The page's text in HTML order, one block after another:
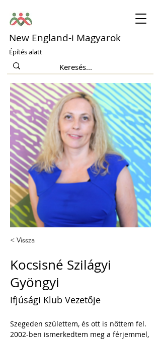
New England-i Magyarok
Építés alatt
< Vissza
Kocsisné Szilágyi
Gyöngyi
Ifjúsági Klub Vezetője
Szegeden születtem, és ott is nőttem fel.
2002-ben ismerkedtem meg a férjemmel,